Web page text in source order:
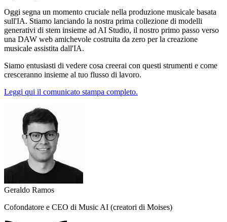
Oggi segna un momento cruciale nella produzione musicale basata
sull'IA. Stiamo lanciando la nostra prima collezione di modelli
generativi di stem insieme ad AI Studio, il nostro primo passo verso
una DAW web amichevole costruita da zero per la creazione
musicale assistita dall'IA.
Siamo entusiasti di vedere cosa creerai con questi strumenti e come
cresceranno insieme al tuo flusso di lavoro.
Leggi qui il comunicato stampa completo.
Geraldo Ramos
Cofondatore e CEO di Music AI (creatori di Moises)